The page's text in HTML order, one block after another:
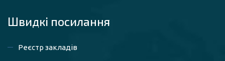
Швидкі посилaння
Реєстр закладів